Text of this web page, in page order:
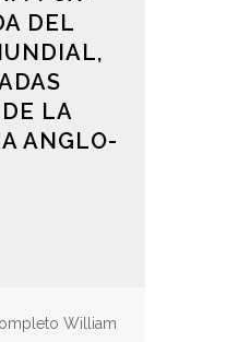
DEL
LA
ANGLO-
William